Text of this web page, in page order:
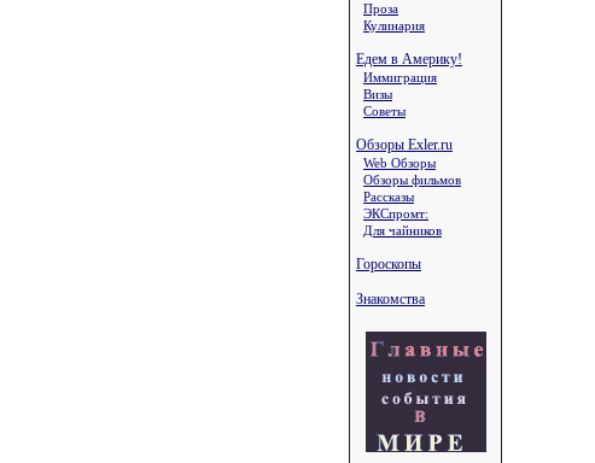
Проза
Кулинария
Едем в Америку!
Иммиграция
Визы
Советы
Обзоры Exler.ru
Web Обзоры
Обзоры фильмов
Рассказы
ЭКСпромт:
Для чайников
Гороскопы
Знакомства